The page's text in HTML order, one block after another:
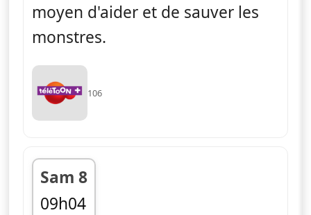
moyen d'aider et de sauver les
monstres.
106
Sam 8
09h04